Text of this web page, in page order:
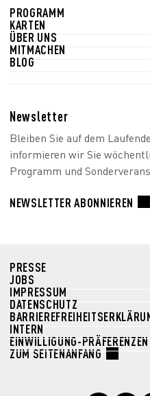
PROGRAMM
KARTEN
ÜBER UNS
MITMACHEN
BLOG
Newsletter
Bleiben Sie auf dem
informieren wir Sie
Programm und
NEWSLETTER ABONNIEREN
PRESSE
JOBS
IMPRESSUM
DATENSCHUTZ
INTERN
EINWILLIGUNG-PRÄFERENZEN
ZUM SEITENANFANG